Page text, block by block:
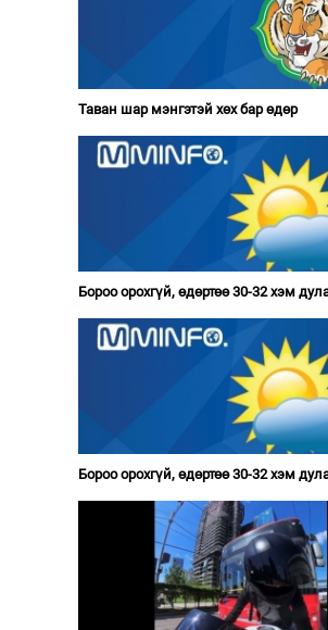
Таван шар мэнгэтэй хөх бар өдөр
Бороо орохгүй, өдөртөө 30-32 хэм
Бороо орохгүй, өдөртөө 30-32 хэм